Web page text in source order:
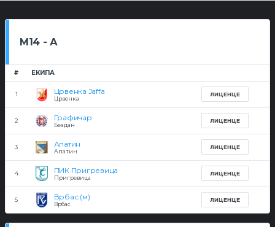
М14 - А
# ЕКИПА
1 Црвенка Jaffa
Црвенка
ЛИЦЕНЦЕ
2 Графичар
Бездан
ЛИЦЕНЦЕ
3 Апатин
Апатин
ЛИЦЕНЦЕ
4 ПИК Пригревица
Пригревица
ЛИЦЕНЦЕ
5 Врбас (м)
Врбас
ЛИЦЕНЦЕ